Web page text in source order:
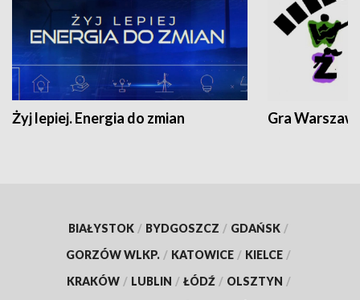
Żyj lepiej. Energia do zmian Gra
BIAŁYSTOK / BYDGOSZCZ / GDAŃSK /
GORZÓW WLKP. / KATOWICE / KIELCE /
KRAKÓW / LUBLIN / ŁÓDŹ / OLSZTYN /